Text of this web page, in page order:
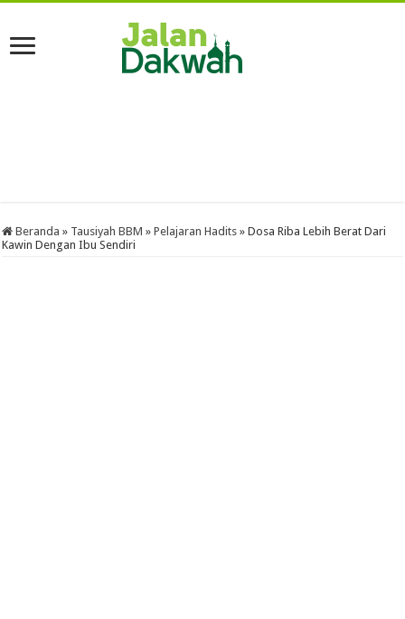
Beranda » Tausiyah BBM » Pelajaran Hadits » Dosa Riba Lebih Berat Dari
Kawin Dengan Ibu Sendiri